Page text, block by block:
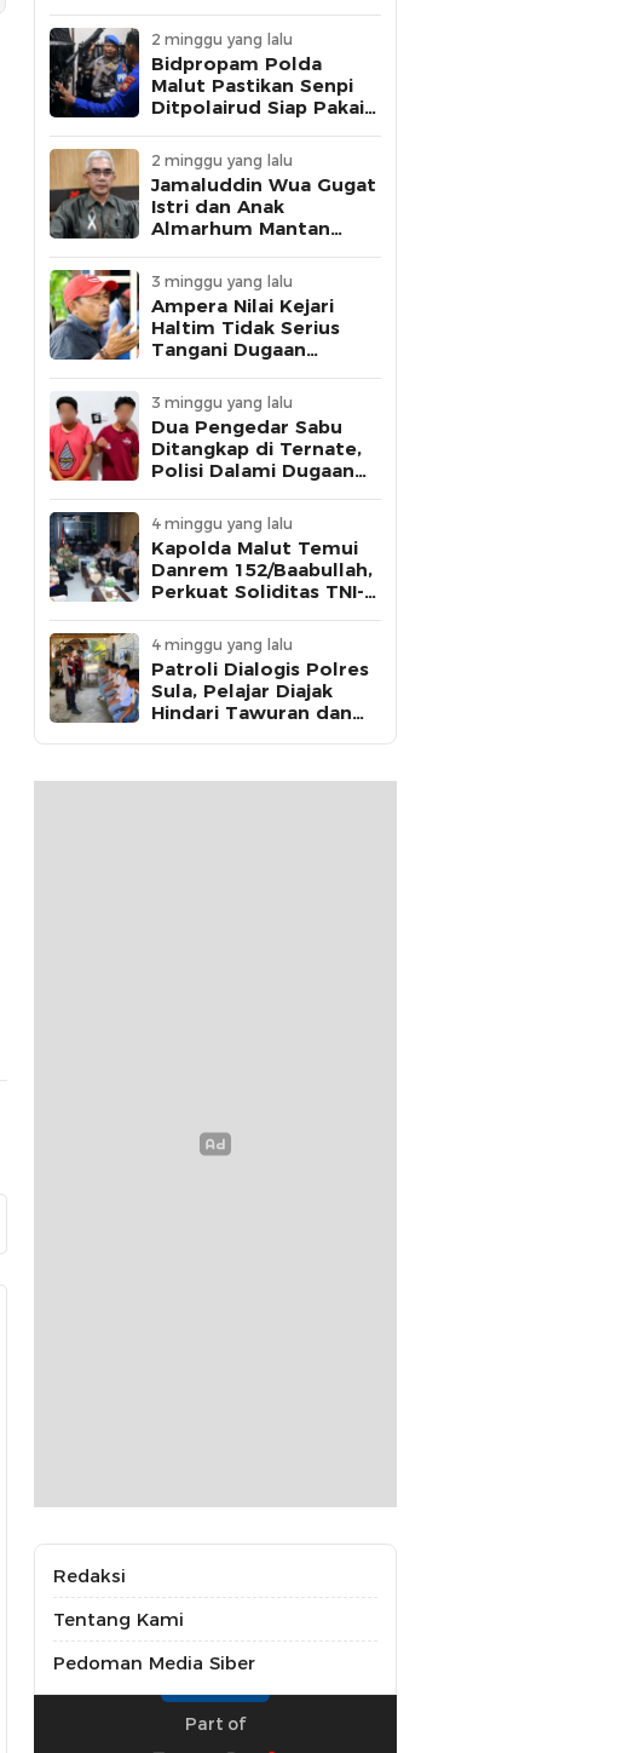
Tanpa BPJS
2 minggu yang lalu
Bidpropam Polda
Malut Pastikan Senpi
Ditpolairud Siap Pakai
2 minggu yang lalu
Jamaluddin Wua Gugat
Istri dan Anak
Almarhum Mantan
Tuntut Pelunasan
Utang Rp1 Miliar
3 minggu yang lalu
Ampera Nilai Kejari
Haltim Tidak Serius
Tangani Dugaan
Aksi Besar
3 minggu yang lalu
Dua Pengedar Sabu
Ditangkap di Ternate,
Polisi Dalami Dugaan
Binaan Lapas
4 minggu yang lalu
Kapolda Malut Temui
Danrem 152/Baabullah,
Perkuat Soliditas TNI-
Daerah
4 minggu yang lalu
Patroli Dialogis Polres
Sula, Pelajar Diajak
Hindari Tawuran dan
Redaksi
Tentang Kami
Pedoman Media Siber
Part of